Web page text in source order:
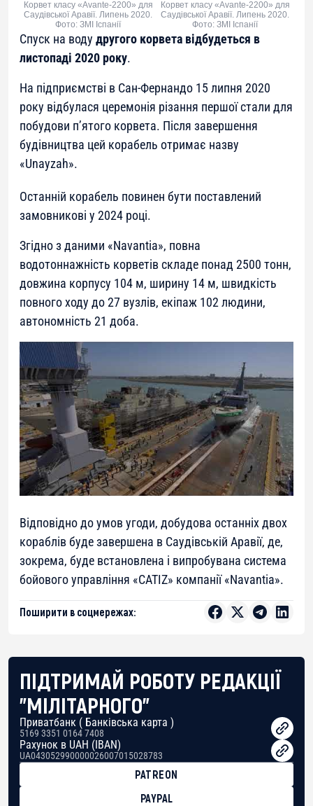
Корвет класу «Avante-2200» для
Саудівської Аравії. Липень 2020.
Фото: ЗМІ Іспанії
Корвет класу «Avante-2200» для
Саудівської Аравії. Липень 2020.
Фото: ЗМІ Іспанії
Спуск на воду другого корвета відбудеться в
листопаді 2020 року.
На підприємстві в Сан-Фернандо 15 липня 2020
року відбулася церемонія різання першої стали для
побудови п’ятого корвета. Після завершення
будівництва цей корабель отримає назву
«Unayzah».
Останній корабель повинен бути поставлений
замовникові у 2024 році.
Згідно з даними «Navantia», повна
водотоннажність корветів складе понад 2500 тонн,
довжина корпусу 104 м, ширину 14 м, швидкість
повного ходу до 27 вузлів, екіпаж 102 людини,
автономність 21 доба.
Відповідно до умов угоди, добудова останніх двох
кораблів буде завершена в Саудівській Аравії, де,
зокрема, буде встановлена ​​і випробувана система
бойового управління «CATIZ» компанії «Navantia».
Поширити в соцмережах:
ПІДТРИМАЙ РОБОТУ РЕДАКЦІЇ
"МІЛІТАРНОГО"
Приватбанк ( Банківська карта )
5169 3351 0164 7408
Рахунок в UAH (IBAN)
UA043052990000026007015028783
PATREON
PAYPAL